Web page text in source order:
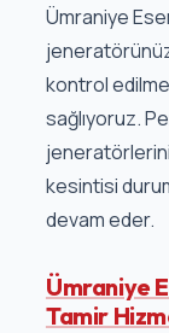
Ümraniye
kontrol
sağlıyoruz.
kesintisi
devam eder.
Ümraniye
Tamir